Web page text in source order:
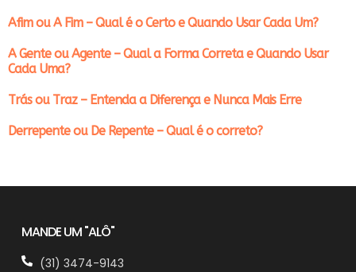
Afim ou A Fim – Qual é o Certo e Quando Usar Cada Um?
A Gente ou Agente – Qual a Forma Correta e Quando Usar
Cada Uma?
Trás ou Traz – Entenda a Diferença e Nunca Mais Erre
Derrepente ou De Repente – Qual é o correto?
MANDE UM "ALÔ"
(31) 3474-9143